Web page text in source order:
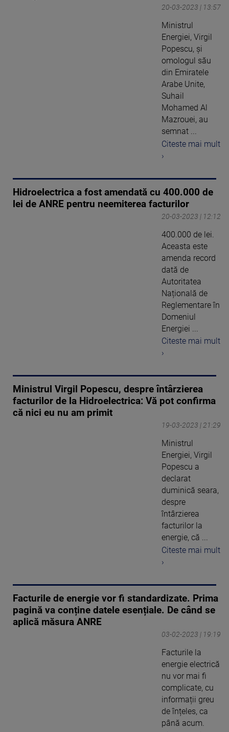
20-03-2023 | 13:57
Ministrul
Energiei, Virgil
Popescu, şi
omologul său
din Emiratele
Arabe Unite,
Suhail
Mohamed Al
Mazrouei, au
semnat ...
Citeste mai mult
›
Hidroelectrica a fost amendată cu 400.000 de
lei de ANRE pentru neemiterea facturilor
20-03-2023 | 12:12
400.000 de lei.
Aceasta este
amenda record
dată de
Autoritatea
Națională de
Reglementare în
Domeniul
Energiei ...
Citeste mai mult
›
Ministrul Virgil Popescu, despre întârzierea
facturilor de la Hidroelectrica: Vă pot confirma
că nici eu nu am primit
19-03-2023 | 21:29
Ministrul
Energiei, Virgil
Popescu a
declarat
duminică seara,
despre
întârzierea
facturilor la
energie, că ...
Citeste mai mult
›
Facturile de energie vor fi standardizate. Prima
pagină va conține datele esențiale. De când se
aplică măsura ANRE
03-02-2023 | 19:19
Facturile la
energie electrică
nu vor mai fi
complicate, cu
informații greu
de înțeles, ca
până acum.